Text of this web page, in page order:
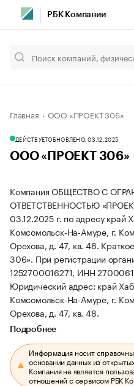
РБК Компании
Главная ООО «ПРОЕКТ 306»
ДЕЙСТВУЕТОБНОВЛЕНО, 03.12.2025
ООО «ПРОЕКТ 306»
Компания ОБЩЕСТВО С
ОТВЕТСТВЕННОСТЬЮ
03.12.2025 г. по адресу край
Комсомольск-На-Амуре, г.
Орехова, д. 47, кв. 48.
306». При регистрации
1252700016271, ИНН
Юридический адрес: край
Комсомольск-На-Амуре, г.
Орехова, д. 47, кв. 48.
Подробнее
Информация носит
основании данных из
Компания не является
отношений с сервисом РБК